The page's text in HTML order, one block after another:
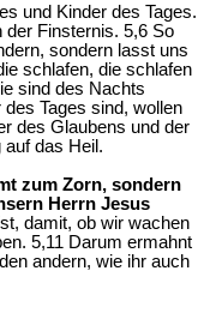
und Kinder des Tages.
Finsternis. 5,6 So
sondern lasst uns
schlafen, die schlafen
sind des Nachts
Tages sind, wollen
des Glaubens und der
auf das Heil.
zum Zorn, sondern
Herrn Jesus
damit, ob wir wachen
5,11 Darum ermahnt
andern, wie ihr auch